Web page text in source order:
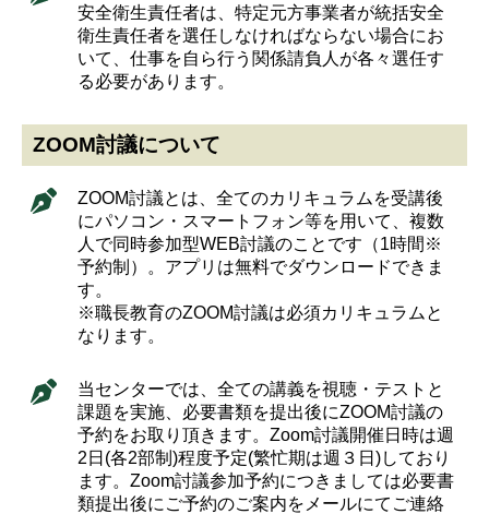
安全衛生責任者は、特定元方事業者が統括安全
衛生責任者を選任しなければならない場合にお
いて、仕事を自ら行う関係請負人が各々選任す
る必要があります。
ZOOM討議について
ZOOM討議とは、全てのカリキュラムを受講後
にパソコン・スマートフォン等を用いて、複数
人で同時参加型WEB討議のことです（1時間※
予約制）。アプリは無料でダウンロードできま
す。
※職長教育のZOOM討議は必須カリキュラムと
なります。
当センターでは、全ての講義を視聴・テストと
課題を実施、必要書類を提出後にZOOM討議の
予約をお取り頂きます。Zoom討議開催日時は週
2日(各2部制)程度予定(繁忙期は週３日)しており
ます。Zoom討議参加予約につきましては必要書
類提出後にご予約のご案内をメールにてご連絡